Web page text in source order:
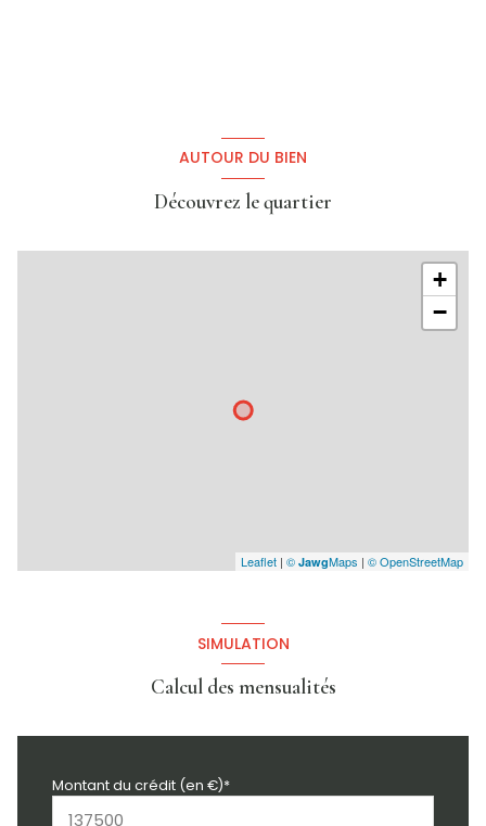
AUTOUR DU BIEN
Découvrez le quartier
+
−
Leaflet | © JawgMaps | © OpenStreetMap
SIMULATION
Calcul des mensualités
Montant du crédit (en €)*